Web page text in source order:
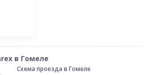
в Гомеле
Схема проезда в Гомеле